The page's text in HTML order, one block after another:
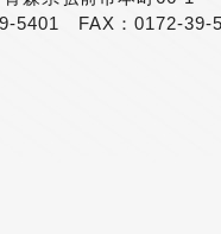
5401 FAX：0172-39-